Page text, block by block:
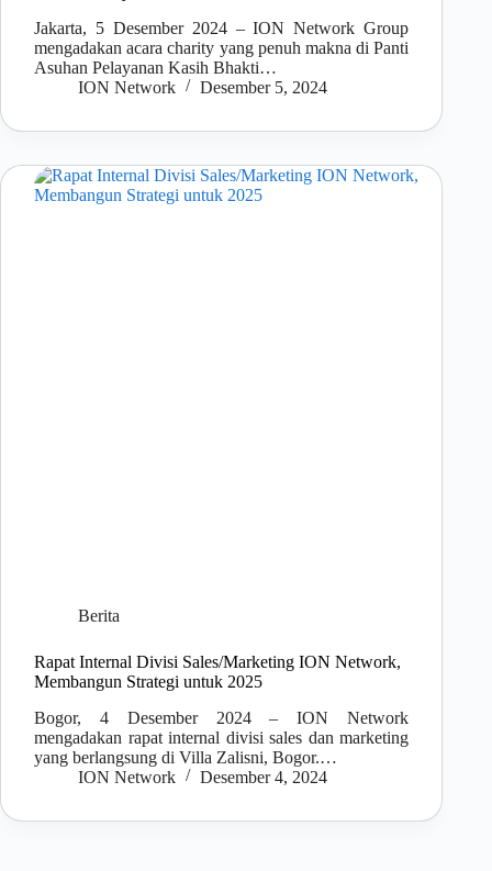
Jakarta, 5 Desember 2024 – ION Network Group
mengadakan acara charity yang penuh makna di Panti
Asuhan Pelayanan Kasih Bhakti…
ION Network
Desember 5, 2024
Berita
Rapat Internal Divisi Sales/Marketing ION Network,
Membangun Strategi untuk 2025
Bogor, 4 Desember 2024 – ION Network
mengadakan rapat internal divisi sales dan marketing
yang berlangsung di Villa Zalisni, Bogor.…
ION Network
Desember 4, 2024